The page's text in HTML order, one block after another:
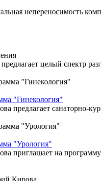
непереносимость
целый спектр
"Гинекология"
предлагает санаторно-
"Урология"
приглашает на